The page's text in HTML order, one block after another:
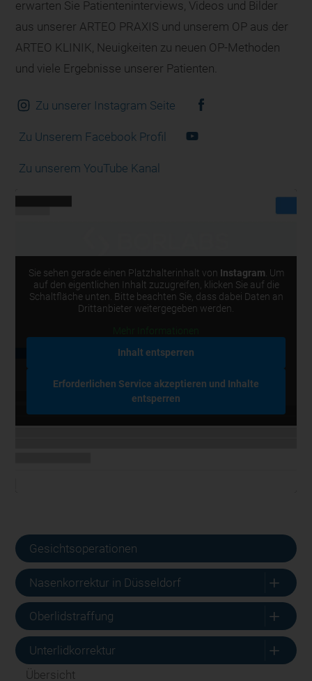
erwarten Sie Patienteninterviews, Videos und Bilder
aus unserer ARTEO PRAXIS und unserem OP aus der
ARTEO KLINIK, Neuigkeiten zu neuen OP-Methoden
und viele Ergebnisse unserer Patienten.
Zu unserer Instagram Seite
Zu Unserem Facebook Profil
Zu unserem YouTube Kanal
Sie sehen gerade einen Platzhalterinhalt von Instagram . Um
auf den eigentlichen Inhalt zuzugreifen, klicken Sie auf die
Schaltfläche unten. Bitte beachten Sie, dass dabei Daten an
Drittanbieter weitergegeben werden.
Inhalt entsperren
Erforderlichen Service akzeptieren und Inhalte
entsperren
Gesichtsoperationen
Nasenkorrektur in Düsseldorf L
Oberlidstraffung L
Unterlidkorrektur L
Übersicht